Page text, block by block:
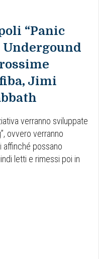
“Panic
Undergound
Jimi
verranno sviluppate
ovvero verranno
affinché possano
letti e rimessi poi in